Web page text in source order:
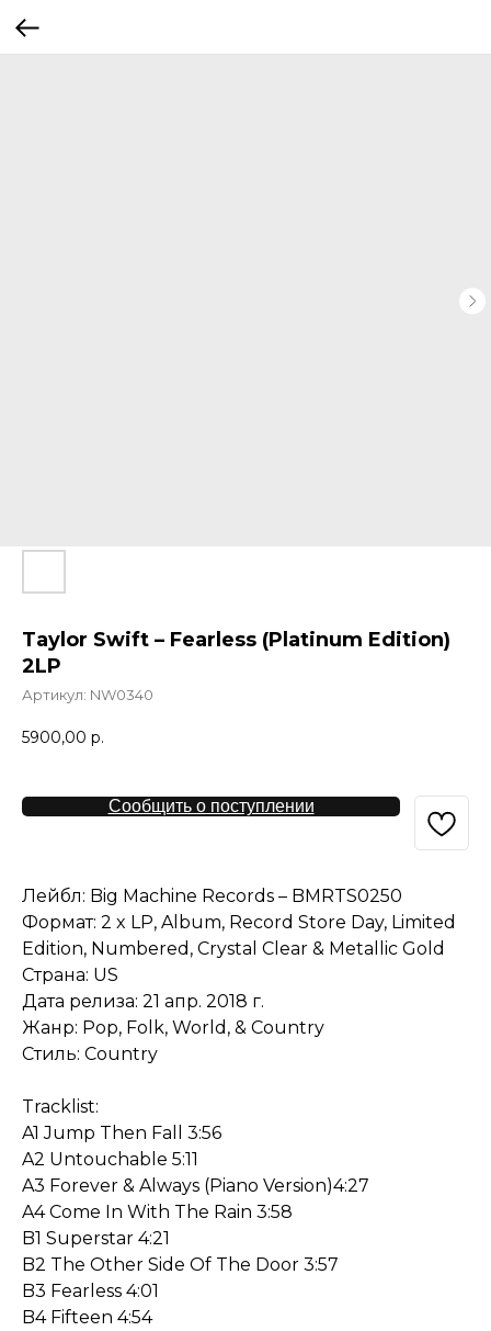
Taylor Swift – Fearless (Platinum Edition)
2LP
Артикул: NW0340
5900,00 р.
Сообщить о поступлении
Лейбл: Big Machine Records – BMRTS0250
Формат: 2 x LP, Album, Record Store Day, Limited
Edition, Numbered, Crystal Clear & Metallic Gold
Страна: US
Дата релиза: 21 апр. 2018 г.
Жанр: Pop, Folk, World, & Country
Стиль: Country
Tracklist:
A1 Jump Then Fall 3:56
A2 Untouchable 5:11
A3 Forever & Always (Piano Version)4:27
A4 Come In With The Rain 3:58
B1 Superstar 4:21
B2 The Other Side Of The Door 3:57
B3 Fearless 4:01
B4 Fifteen 4:54